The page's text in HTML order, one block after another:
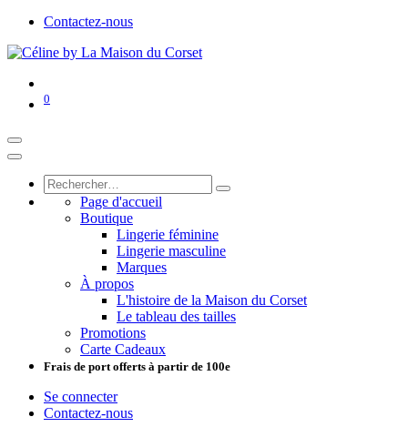
Contactez-nous
0
Page d'accueil
Boutique
Lingerie féminine
Lingerie masculine
Marques
À propos
L'histoire de la Maison du Corset
Le tableau des tailles
Promotions
Carte Cadeaux
Frais de port offerts à partir de 100e
Se connecter
Contactez-nous